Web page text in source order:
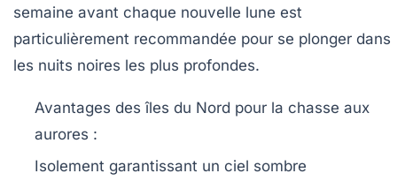
semaine avant chaque nouvelle lune est
particulièrement recommandée pour se plonger dans
les nuits noires les plus profondes.
Avantages des îles du Nord pour la chasse aux
aurores :
Isolement garantissant un ciel sombre